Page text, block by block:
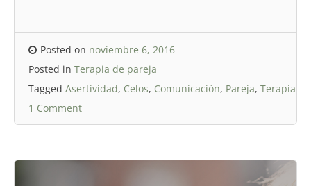
Posted on noviembre 6, 2016
Posted in Terapia de pareja
Tagged Asertividad, Celos, Comunicación, Pareja, Terapia
1 Comment